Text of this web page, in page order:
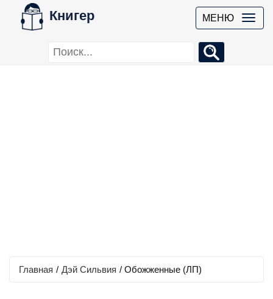
Книгер МЕНЮ
Главная / Дэй Сильвия / Обожженные (ЛП)